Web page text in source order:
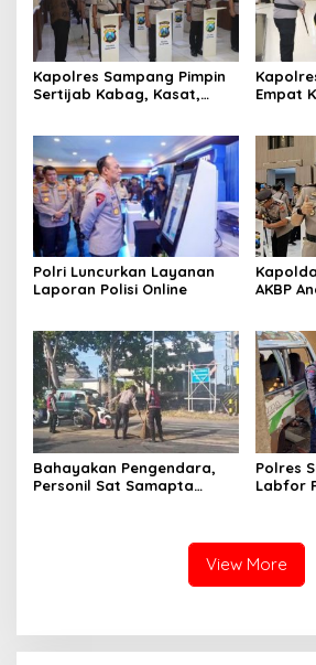
Kapolres Sampang Pimpin
Sertijab Kabag, Kasat,
Empat
Polri Luncurkan Layanan
Laporan Polisi Online
AKBP
Bahayakan Pengendara,
Personil Sat Samapta
Polres
Labfor
View More